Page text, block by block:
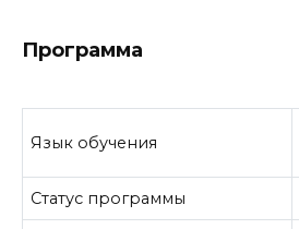
Программа
Язык обучения
Статус программы